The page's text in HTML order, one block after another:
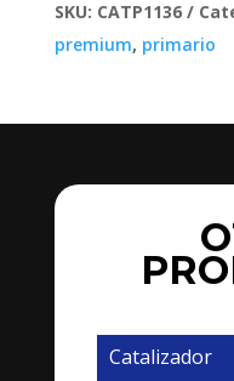
SKU: CATP1136
premium, primario
Catalizador